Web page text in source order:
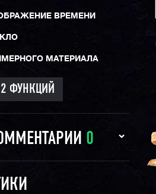
ВРЕМЕНИ
МАТЕРИАЛА
0